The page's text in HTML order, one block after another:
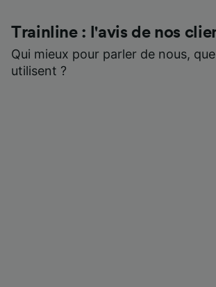
Trainline : l'avis de nos
Qui mieux pour parler de nous,
utilisent ?